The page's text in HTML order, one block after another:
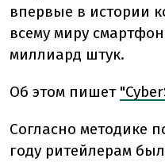
впервые в истории
всему миру
миллиард штук.
Об этом пишет
Согласно методике
году ритейлерам